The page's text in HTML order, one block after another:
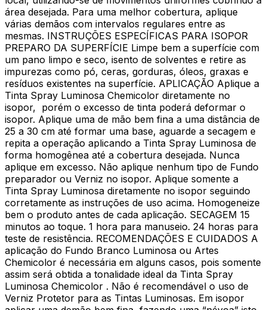
área desejada. Para uma melhor cobertura, aplique
várias demãos com intervalos regulares entre as
mesmas. INSTRUÇÕES ESPECÍFICAS PARA ISOPOR
PREPARO DA SUPERFÍCIE Limpe bem a superfície com
um pano limpo e seco, isento de solventes e retire as
impurezas como pó, ceras, gorduras, óleos, graxas e
resíduos existentes na superfície. APLICAÇÃO Aplique a
Tinta Spray Luminosa Chemicolor diretamente no
isopor, porém o excesso de tinta poderá deformar o
isopor. Aplique uma de mão bem fina a uma distância de
25 a 30 cm até formar uma base, aguarde a secagem e
repita a operação aplicando a Tinta Spray Luminosa de
forma homogênea até a cobertura desejada. Nunca
aplique em excesso. Não aplique nenhum tipo de Fundo
preparador ou Verniz no isopor. Aplique somente a
Tinta Spray Luminosa diretamente no isopor seguindo
corretamente as instruções de uso acima. Homogeneize
bem o produto antes de cada aplicação. SECAGEM 15
minutos ao toque. 1 hora para manuseio. 24 horas para
teste de resistência. RECOMENDAÇÕES E CUIDADOS A
aplicação do Fundo Branco Luminosa ou Artes
Chemicolor é necessária em alguns casos, pois somente
assim será obtida a tonalidade ideal da Tinta Spray
Luminosa Chemicolor . Não é recomendável o uso de
Verniz Protetor para as Tintas Luminosas. Em isopor